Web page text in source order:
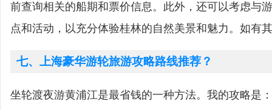
前查询相关的船期和票价信息。此外，还可以考虑与
点和活动，以充分体验桂林的自然美景和魅力。如有
七、上海豪华游轮旅游攻略路线推荐？
坐轮渡夜游黄浦江是最省钱的一种方法。我的攻略是